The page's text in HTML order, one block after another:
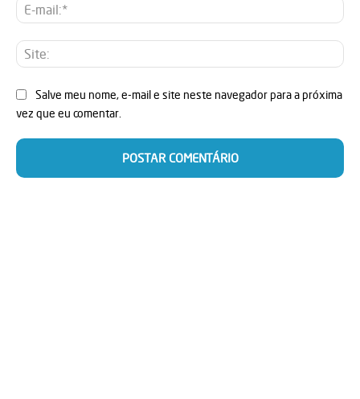
E-
Salve meu nome, e-mail e site neste navegador para a próxima
vez que eu comentar.